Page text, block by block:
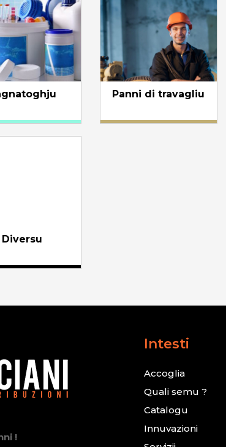
Panni di travagliu
Diversu
!
Intesti
Accoglia
Quali semu ?
Catalogu
Innuvazioni